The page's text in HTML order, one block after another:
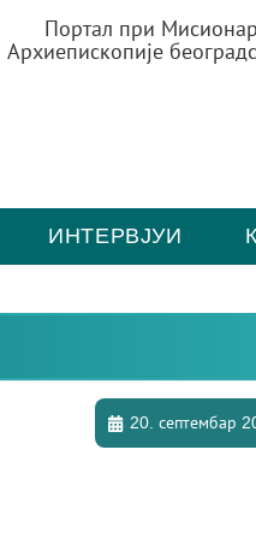
Портал при
Архиепископије
ИНТЕРВЈУИ
20. септембар